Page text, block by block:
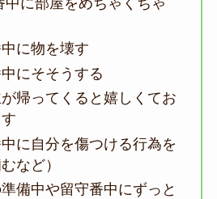
に物を壊す
にそそうする
帰ってくると嬉しくてお
に自分を傷つける行為を
など）
備中や留守番中にずっと